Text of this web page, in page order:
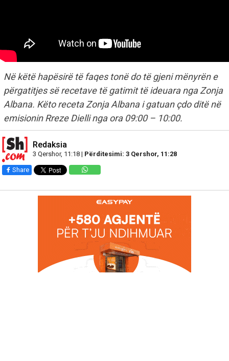
Në këtë hapësirë të faqes tonë do të gjeni mënyrën e
përgatitjes së recetave të gatimit të ideuara nga Zonja
Albana. Këto receta Zonja Albana i gatuan çdo ditë në
emisionin Rreze Dielli nga ora 09:00 – 10:00.
Redaksia
3 Qershor, 11:18 | Përditesimi: 3 Qershor, 11:28
Share